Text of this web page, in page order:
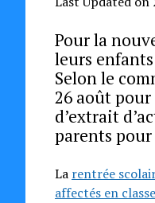
Pour la
leurs
Selon le
26 août pour
d’extrait
parents pour
La rentrée
affectés en